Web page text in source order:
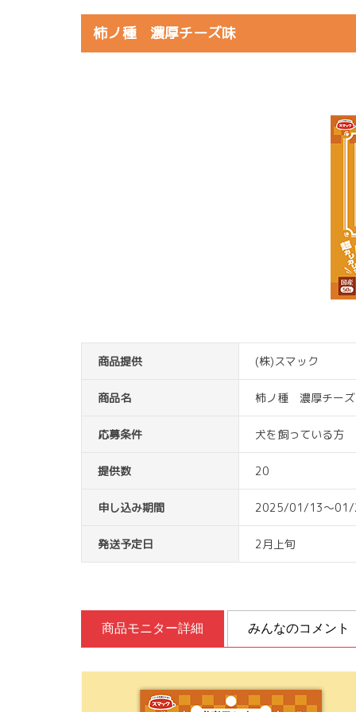
柿ノ種 濃厚チーズ味
商品提供 (株)スマック
商品名 柿ノ種 濃厚チー
応募条件 犬を飼っている方
提供数 20
申し込み期間 2025/01/13～
発送予定日 2月上旬
商品モニター詳細 みんなのコメント